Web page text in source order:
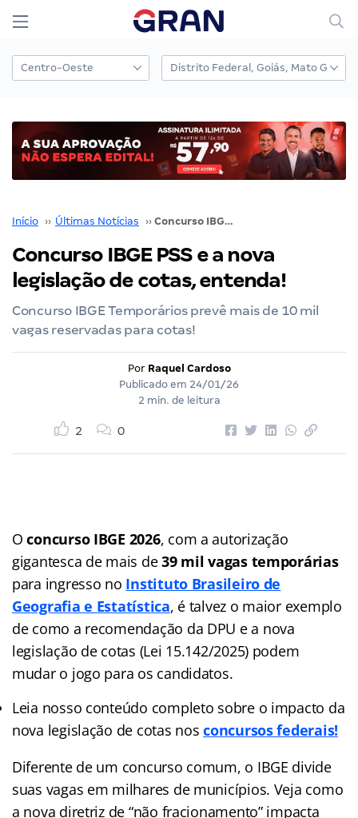
Início ›› Últimas Notícias ›› Concurso IBGE PSS e a nova legislação de cotas, entenda!
Concurso IBGE PSS e a nova
legislação de cotas, entenda!
Concurso IBGE Temporários prevê mais de 10 mil
vagas reservadas para cotas!
Por Raquel Cardoso
Publicado em 24/01/26
2 min. de leitura
2 0
Oconcurso IBGE 2026, com a autorização
gigantesca de mais de39 mil vagas temporárias
para ingresso no Instituto Brasileiro de
Geografia e Estatística, é talvez o maior exemplo
de como a recomendação da DPU e a nova
legislação de cotas (Lei 15.142/2025) podem
mudar o jogo para os candidatos.
Leia nosso conteúdo completo sobre o impacto da
nova legislação de cotas nosconcursos federais!
Diferente de um concurso comum, o IBGE divide
suas vagas em milhares de municípios. Veja como
a nova diretriz de “não fracionamento” impacta